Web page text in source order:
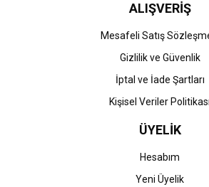
ALIŞVERİŞ
Mesafeli Satış
Gizlilik ve Güvenlik
İptal ve İade Şartları
Kişisel Veriler Politikası
ÜYELİK
Hesabım
Yeni Üyelik